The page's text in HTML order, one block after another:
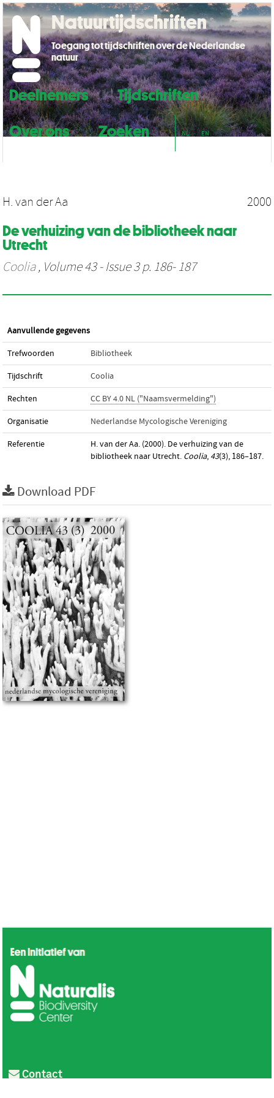
Deelnemers
Tijdschriften
Over ons
Zoeken NL EN
Natuurtijdschriften
Toegang tot tijdschriften over de Nederlandse
natuur
H. van der Aa 2000
De verhuizing van de bibliotheek naar
Utrecht
Coolia, Volume 43 - Issue 3 p. 186- 187
Aanvullende gegevens
Trefwoorden Bibliotheek
Tijdschrift Coolia
Rechten CC BY 4.0 NL ("Naamsvermelding")
Organisatie Nederlandse Mycologische Vereniging
Referentie
H. van der Aa. (2000). De verhuizing van de
bibliotheek naar Utrecht. Coolia, 43(3), 186–187.
Download PDF
Contact